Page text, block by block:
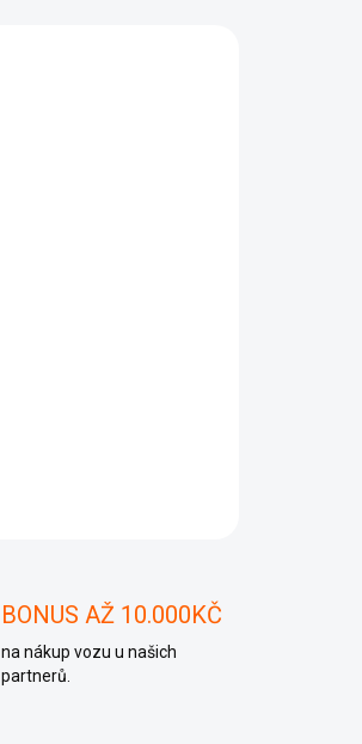
BONUS AŽ 10.000KČ
na nákup vozu u našich
partnerů.